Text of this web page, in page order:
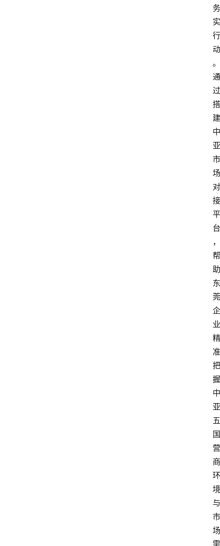
务
实
行
动
。
通
过
搭
建
中
亚
市
场
对
接
平
台
，
帮
助
东
莞
企
业
精
准
把
握
中
亚
五
国
营
商
环
境
与
市
场
需